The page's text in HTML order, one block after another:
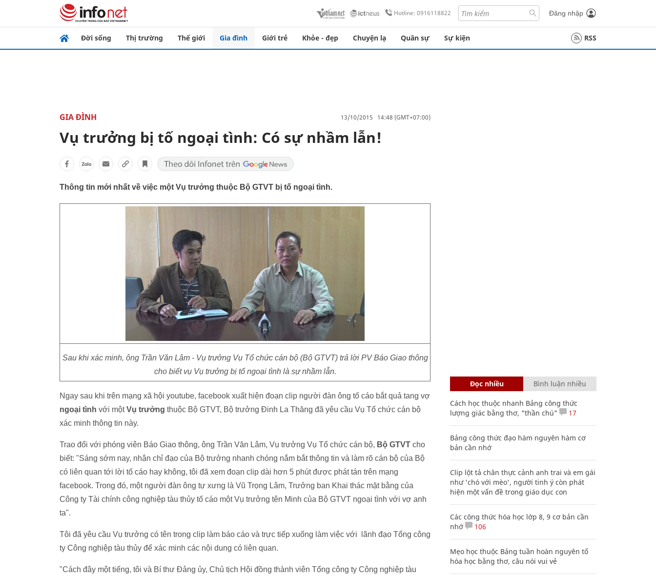
Hotline: 0916118822 Đăng nhập
Đời sống Thị trường Thế giới Gia đình Giới trẻ Khỏe - đẹp Chuyện lạ Quân sự Sự kiện RSS
GIA ĐÌNH 13/10/2015 14:48 (GMT+07:00)
Vụ trưởng bị tố ngoại tình: Có sự nhầm lẫn!
Thông tin mới nhất về việc một Vụ trưởng thuộc Bộ GTVT bị tố ngoại tình.
Sau khi xác minh, ông Trần Văn Lâm - Vụ trưởng Vụ Tổ chức cán bộ (Bộ GTVT) trả lời PV Báo Giao thông
cho biết vụ Vụ trưởng bị tố ngoại tình là sự nhầm lẫn.
Ngay sau khi trên mạng xã hội youtube, facebook xuất hiện đoạn clip người đàn ông tố cáo bắt quả tang vợ
ngoại tình với mộtVụ trưởng thuộc Bộ GTVT, Bộ trưởng Đinh La Thăng đã yêu cầu Vụ Tổ chức cán bộ
xác minh thông tin này.
Trao đổi với phóng viên Báo Giao thông, ông Trần Văn Lâm, Vụ trưởng Vụ Tổ chức cán bộ, Bộ GTVT cho
biết: "Sáng sớm nay, nhận chỉ đạo của Bộ trưởng nhanh chóng nắm bắt thông tin và làm rõ cán bộ của Bộ
có liên quan tới lời tố cáo hay không, tôi đã xem đoạn clip dài hơn 5 phút được phát tán trên mạng
facebook. Trong đó, một người đàn ông tự xưng là Vũ Trọng Lâm, Trưởng ban Khai thác mặt bằng của
Công ty Tài chính công nghiệp tàu thủy tố cáo một Vụ trưởng tên Minh của Bộ GTVT ngoại tình với vợ anh
ta".
Tôi đã yêu cầu Vụ trưởng có tên trong clip làm báo cáo và trực tiếp xuống làm việc với lãnh đạo Tổng công
ty Công nghiệp tàu thủy để xác minh các nội dung có liên quan.
"Cách đây một tiếng, tôi và Bí thư Đảng ủy, Chủ tịch Hội đồng thành viên Tổng công ty Công nghiệp tàu
Đọc nhiều Bình luận nhiều
Cách học thuộc nhanh Bảng công thức
lượng giác bằng thơ, "thần chú"
17
Bảng công thức đạo hàm nguyên hàm cơ
bản cần nhớ
Clip lột tả chân thực cảnh anh trai và em gái
như 'chó với mèo', người tinh ý còn phát
hiện một vấn đề trong giáo dục con
Các công thức hóa học lớp 8, 9 cơ bản cần
nhớ
106
Mẹo học thuộc Bảng tuần hoàn nguyên tố
hóa học bằng thơ, câu nói vui vẻ